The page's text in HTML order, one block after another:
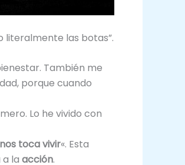
literalmente las botas”.
También me
porque cuando
Lo he vivido con
toca vivir«. Esta
la acción.